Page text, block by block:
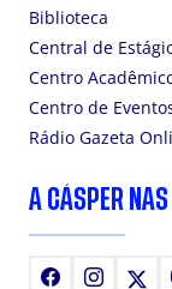
Biblioteca
Central de
Centro
Centro de
Rádio Gazeta
A CÁSPER
Facebook